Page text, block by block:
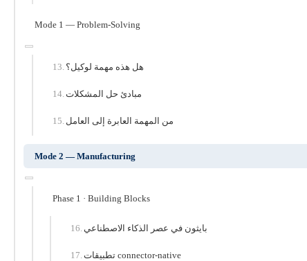
Mode 1 — Problem-Solving
هل هذه مهمة لوكيل؟
مبادئ حل المشكلات
من المهمة العابرة إلى العامل
Mode 2 — Manufacturing
Phase 1 · Building Blocks
بايثون في عصر الذكاء الاصطناعي
تطبيقات connector-native